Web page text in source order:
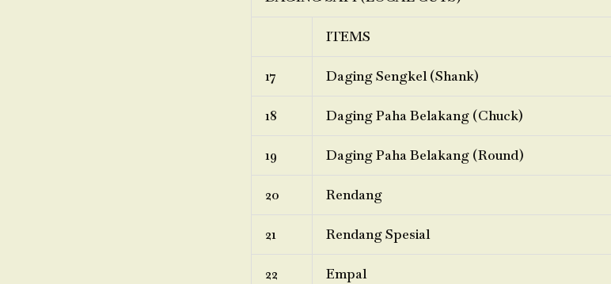
ITEMS
17 Daging Sengkel (Shank)
18 Daging Paha Belakang (Chuck)
19 Daging Paha Belakang (Round)
20 Rendang
21 Rendang Spesial
22 Empal